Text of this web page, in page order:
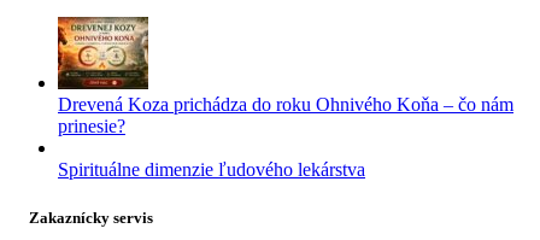
Drevená Koza prichádza do roku Ohnivého Koňa – čo nám
prinesie?
Spirituálne dimenzie ľudového lekárstva
Zakaznícky servis